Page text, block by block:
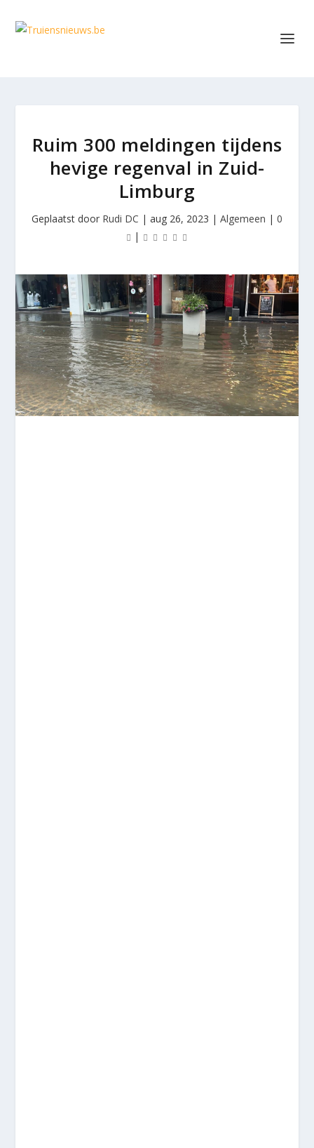
Ruim 300 meldingen tijdens
hevige regenval in Zuid-
Limburg
Geplaatst door Rudi DC | aug 26, 2023 | Algemeen | 0
|